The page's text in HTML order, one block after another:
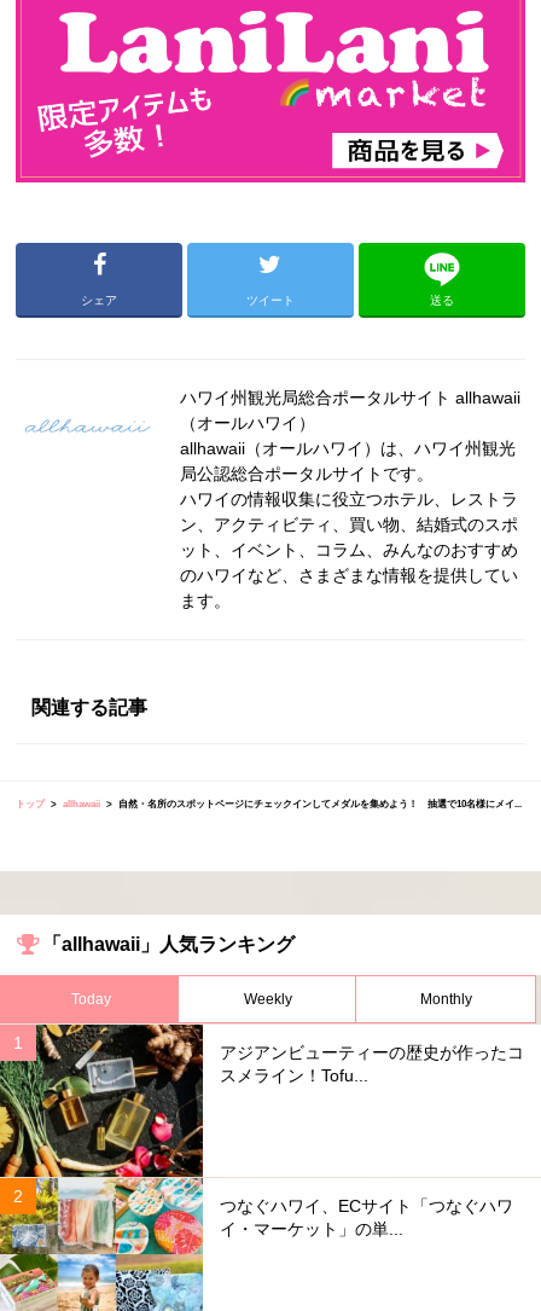
シェア ツイート 送る
ハワイ州観光局総合ポータルサイト allhawaii
（オールハワイ）
allhawaii（オールハワイ）は、ハワイ州観光
局公認総合ポータルサイトです。
ハワイの情報収集に役立つホテル、レストラ
ン、アクティビティ、買い物、結婚式のスポ
ット、イベント、コラム、みんなのおすすめ
のハワイなど、さまざまな情報を提供してい
ます。
関連する記事
トップ allhawaii 自然・名所のスポットページにチェックインしてメダルを集めよう！ 抽選で10名様にメイ...
「allhawaii」人気ランキング
Today Weekly Monthly
アジアンビューティーの歴史が作ったコ
スメライン！Tofu...
つなぐハワイ、ECサイト「つなぐハワ
イ・マーケット」の単...